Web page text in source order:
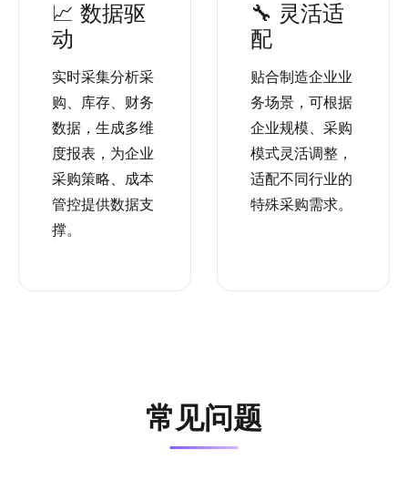
📈 数据驱
动
实时采集分析采
购、库存、财务
数据，生成多维
度报表，为企业
采购策略、成本
管控提供数据支
撑。
🔧 灵活适
配
贴合制造企业业
务场景，可根据
企业规模、采购
模式灵活调整，
适配不同行业的
特殊采购需求。
常见问题